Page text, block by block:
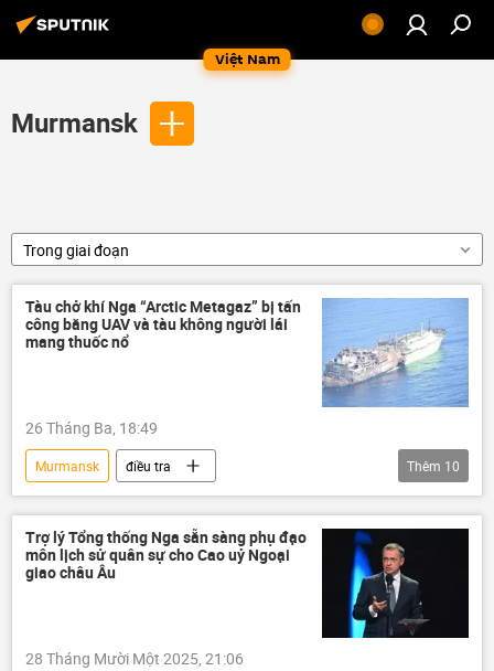
Việt Nam
Murmansk
Trong giai đoạn
Tàu chở khí Nga “Arctic Metagaz” bị tấn
công bằng UAV và tàu không người lái
mang thuốc nổ
26 Tháng Ba, 18:49
Murmansk
điều tra
Ủy ban Điều tra của Nga
Nga
khủng bố
tấn công
Trung Quốc
Malta
máy bay không người lái
Thêm 10
Trợ lý Tổng thống Nga sẵn sàng phụ đạo
môn lịch sử quân sự cho Cao uỷ Ngoại
giao châu Âu
28 Tháng Mười Một 2025, 21:06